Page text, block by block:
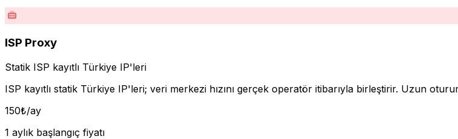
ISP Proxy
Statik ISP kayıtlı Türkiye IP'leri
ISP kayıtlı statik Türkiye IP'leri; veri merkezi hızını gerçek operatör itibarıyla birleştirir. Uzun
150₺/ay
1 aylık başlangıç fiyatı